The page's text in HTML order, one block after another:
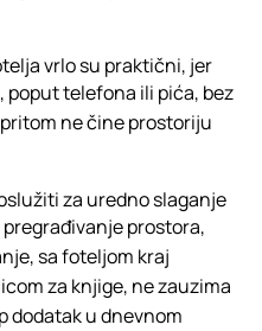
vrlo su praktični, jer
telefona ili pića, bez
ne čine prostoriju
za uredno slaganje
prostora,
sa foteljom kraj
za knjige, ne zauzima
dodatak u dnevnom